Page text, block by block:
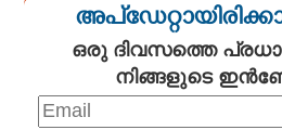
ഒരു ദിവസത്തെ
നിങ്ങളുടെ